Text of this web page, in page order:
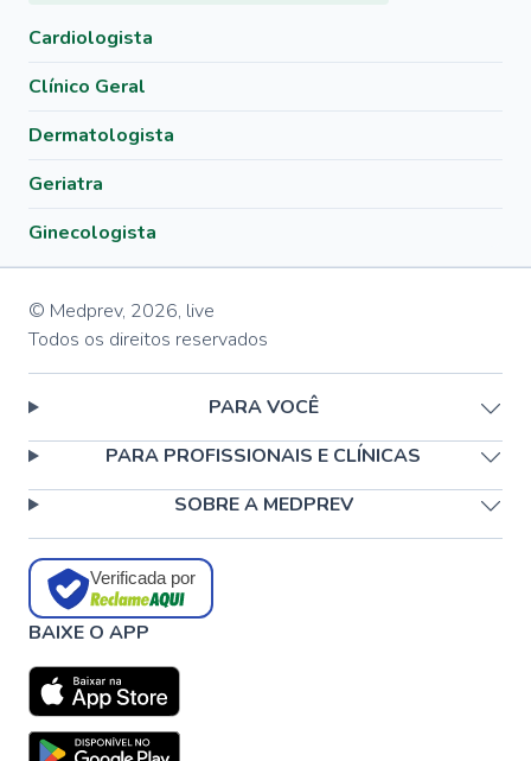
Cardiologista
Clínico Geral
Dermatologista
Geriatra
Ginecologista
© Medprev, 2026, live
Todos os direitos reservados
PARA VOCÊ
PARA PROFISSIONAIS E CLÍNICAS
SOBRE A MEDPREV
Verificada por
BAIXE O APP